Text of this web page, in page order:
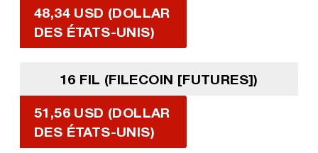
48,34 USD (DOLLAR
DES ÉTATS-UNIS)
16 FIL (FILECOIN [FUTURES])
51,56 USD (DOLLAR
DES ÉTATS-UNIS)